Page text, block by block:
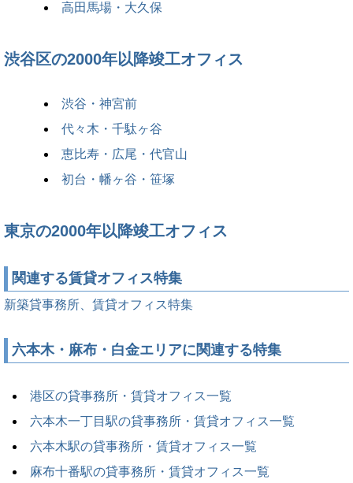
高田馬場・大久保
渋谷区の2000年以降竣工オフィス
渋谷・神宮前
代々木・千駄ヶ谷
恵比寿・広尾・代官山
初台・幡ヶ谷・笹塚
東京の2000年以降竣工オフィス
関連する賃貸オフィス特集
新築貸事務所、賃貸オフィス特集
六本木・麻布・白金エリアに関連する特集
港区の貸事務所・賃貸オフィス一覧
六本木一丁目駅の貸事務所・賃貸オフィス一覧
六本木駅の貸事務所・賃貸オフィス一覧
麻布十番駅の貸事務所・賃貸オフィス一覧